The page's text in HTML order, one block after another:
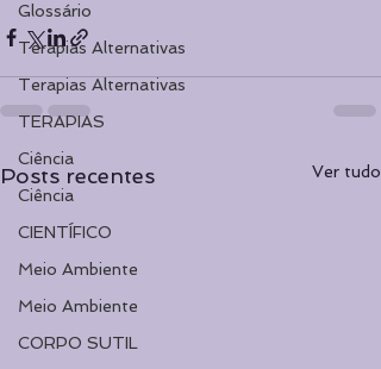
Glossário
Terapias Alternativas
Terapias Alternativas
TERAPIAS
Ciência
Ciência
CIENTÍFICO
Meio Ambiente
Meio Ambiente
CORPO SUTIL
Posts recentes Ver tudo